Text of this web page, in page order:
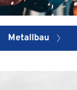
Metallbau